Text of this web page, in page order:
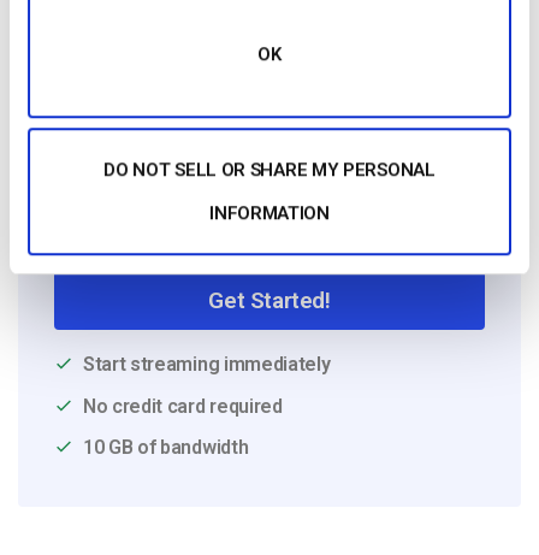
OK
DO NOT SELL OR SHARE MY PERSONAL
INFORMATION
Get Started!
Start streaming immediately
No credit card required
10 GB of bandwidth